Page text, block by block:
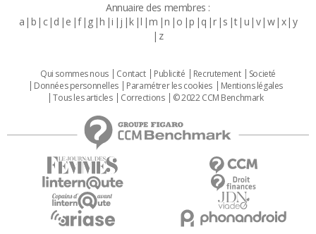
Annuaire des membres :
a b c d e f g h i j k l m n o p q r s t u v w x y
z
Qui sommes nous Contact Publicité Recrutement
Societé
Données personnelles
Paramétrer les cookies
Mentions légales
Tous les articles
Corrections © 2022 CCM Benchmark